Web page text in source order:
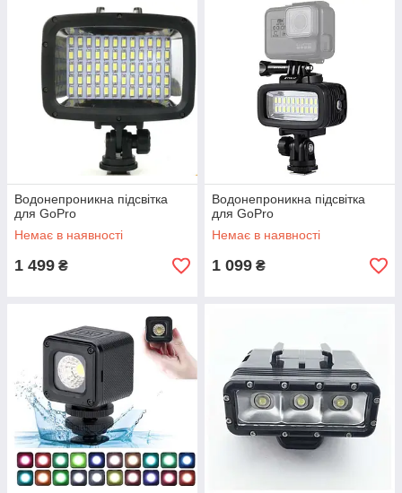
Водонепроникна підсвітка
для GoPro
Немає в наявності
1 499 ₴
Водонепроникна підсвітка
для GoPro
Немає в наявності
1 099 ₴